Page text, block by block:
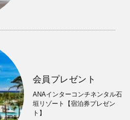
会員プレゼント
ANAインターコンチネンタル石
垣リゾート【宿泊券プレゼン
ト】